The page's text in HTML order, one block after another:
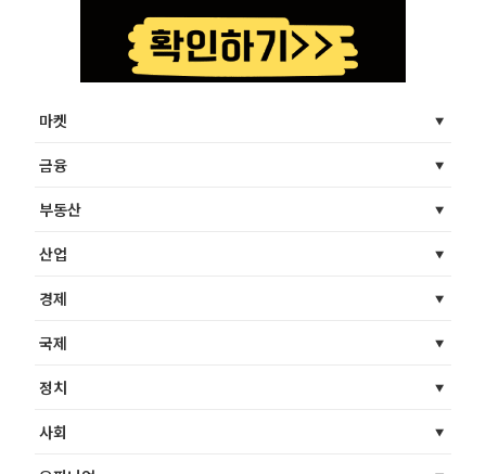
마켓
금융
부동산
산업
경제
국제
정치
사회